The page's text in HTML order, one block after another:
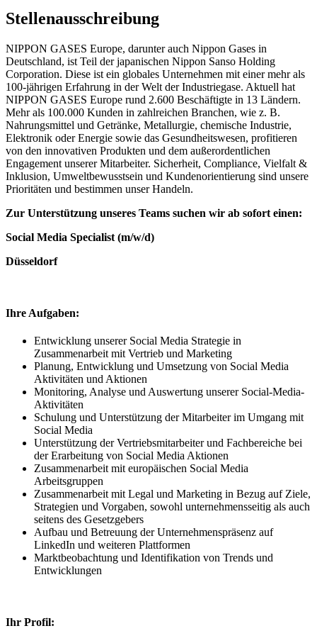
Stellenausschreibung
NIPPON GASES Europe, darunter auch Nippon Gases in
Deutschland, ist Teil der japanischen Nippon Sanso Holding
Corporation. Diese ist ein globales Unternehmen mit einer mehr als
100-jährigen Erfahrung in der Welt der Industriegase. Aktuell hat
NIPPON GASES Europe rund 2.600 Beschäftigte in 13 Ländern.
Mehr als 100.000 Kunden in zahlreichen Branchen, wie z. B.
Nahrungsmittel und Getränke, Metallurgie, chemische Industrie,
Elektronik oder Energie sowie das Gesundheitswesen, profitieren
von den innovativen Produkten und dem außerordentlichen
Engagement unserer Mitarbeiter. Sicherheit, Compliance, Vielfalt &
Inklusion, Umweltbewusstsein und Kundenorientierung sind unsere
Prioritäten und bestimmen unser Handeln.
Zur Unterstützung unseres Teams suchen wir ab sofort einen:
Social Media Specialist (m/w/d)
Düsseldorf
Ihre Aufgaben:
Entwicklung unserer Social Media Strategie in
Zusammenarbeit mit Vertrieb und Marketing
Planung, Entwicklung und Umsetzung von Social Media
Aktivitäten und Aktionen
Monitoring, Analyse und Auswertung unserer Social-Media-
Aktivitäten
Schulung und Unterstützung der Mitarbeiter im Umgang mit
Social Media
Unterstützung der Vertriebsmitarbeiter und Fachbereiche bei
der Erarbeitung von Social Media Aktionen
Zusammenarbeit mit europäischen Social Media
Arbeitsgruppen
Zusammenarbeit mit Legal und Marketing in Bezug auf Ziele,
Strategien und Vorgaben, sowohl unternehmensseitig als auch
seitens des Gesetzgebers
Aufbau und Betreuung der Unternehmenspräsenz auf
LinkedIn und weiteren Plattformen
Marktbeobachtung und Identifikation von Trends und
Entwicklungen
Ihr Profil: